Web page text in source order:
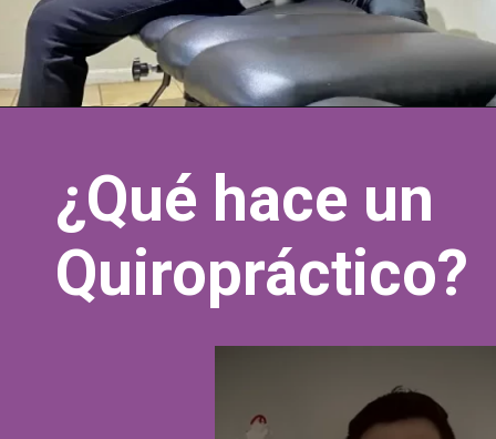
¿Qué hace un
Quiropráctico?